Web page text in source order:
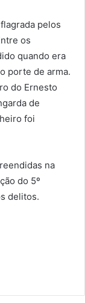
pelos
os
quando era
porte de arma.
do Ernesto
de
foi
na
do 5º
delitos.